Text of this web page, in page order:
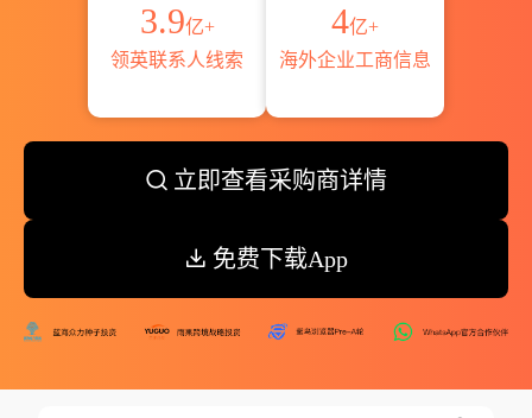
3.9亿+
领英联系人线索
4亿+
海外企业工商信息
立即查看采购商详情
免费下载App